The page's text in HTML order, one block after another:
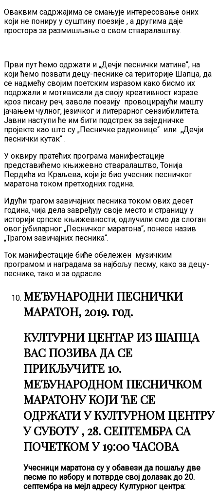
Оваквим садржајима се смањује интересовање оних
који не пониру у суштину поезије , а другима даје
простора за размишљање о свом стваралаштву.
Први пут ћемо одржати и „Дечји песнички матине“, на
који ћемо позвати децу-песнике са територије Шапца, да
се надмећу својим поетским изразом како бисмо их
подржали и мотивисали да своју креативност изразе
кроз писану реч, заволе поезију провоцирајући машту
јачањем чулног, језичког и литерарног сензибилитета.
Јавни наступи ће им бити подстрек за заједничке
пројекте као што су „Песничке радионице“ или „Дечји
песнички кутак“ .
У оквиру пратећих програма манифестације
представићемо књижевно стваралаштво, Тонија
Пердића из Краљева, који је био учесник песничког
маратона током претходних година.
Идући трагом завичајних песника током ових десет
година, чија дела завређују своје место и страницу у
историји српске књижевности, одлучили смо да слоган
овог јубиларног „Песничког маратона“, понесе назив
„Трагом завичајних песника“.
Ток манифестације биће обележен музичким
програмом и наградама за најбољу песму, како за децу-
песнике, тако и за одрасле.
МЕЂУНАРОДНИ ПЕСНИЧКИ
МАРАТОН, 2019. год.
КУЛТУРНИ ЦЕНТАР ИЗ ШАПЦА
ВАС ПОЗИВА ДА СЕ
ПРИКЉУЧИТЕ 10.
МЕЂУНАРОДНОМ ПЕСНИЧКОМ
МАРАТОНУ КОЈИ ЋЕ СЕ
ОДРЖАТИ У КУЛТУРНОM ЦЕНТРУ
У СУБОТУ , 28. СЕПТЕМБРА СА
ПОЧЕТКОМ У 19:00 ЧАСОВА
Учесници маратона су у обавези да пошаљу две
песме по избору и потврде свој долазак до 20.
септембра на мејл адресу Културног центра: